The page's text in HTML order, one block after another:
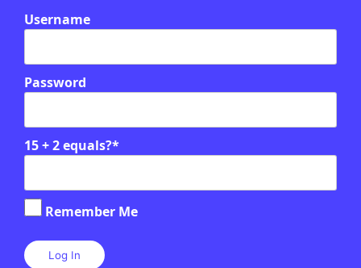
Username
Password
15 + 2 equals?*
Remember Me